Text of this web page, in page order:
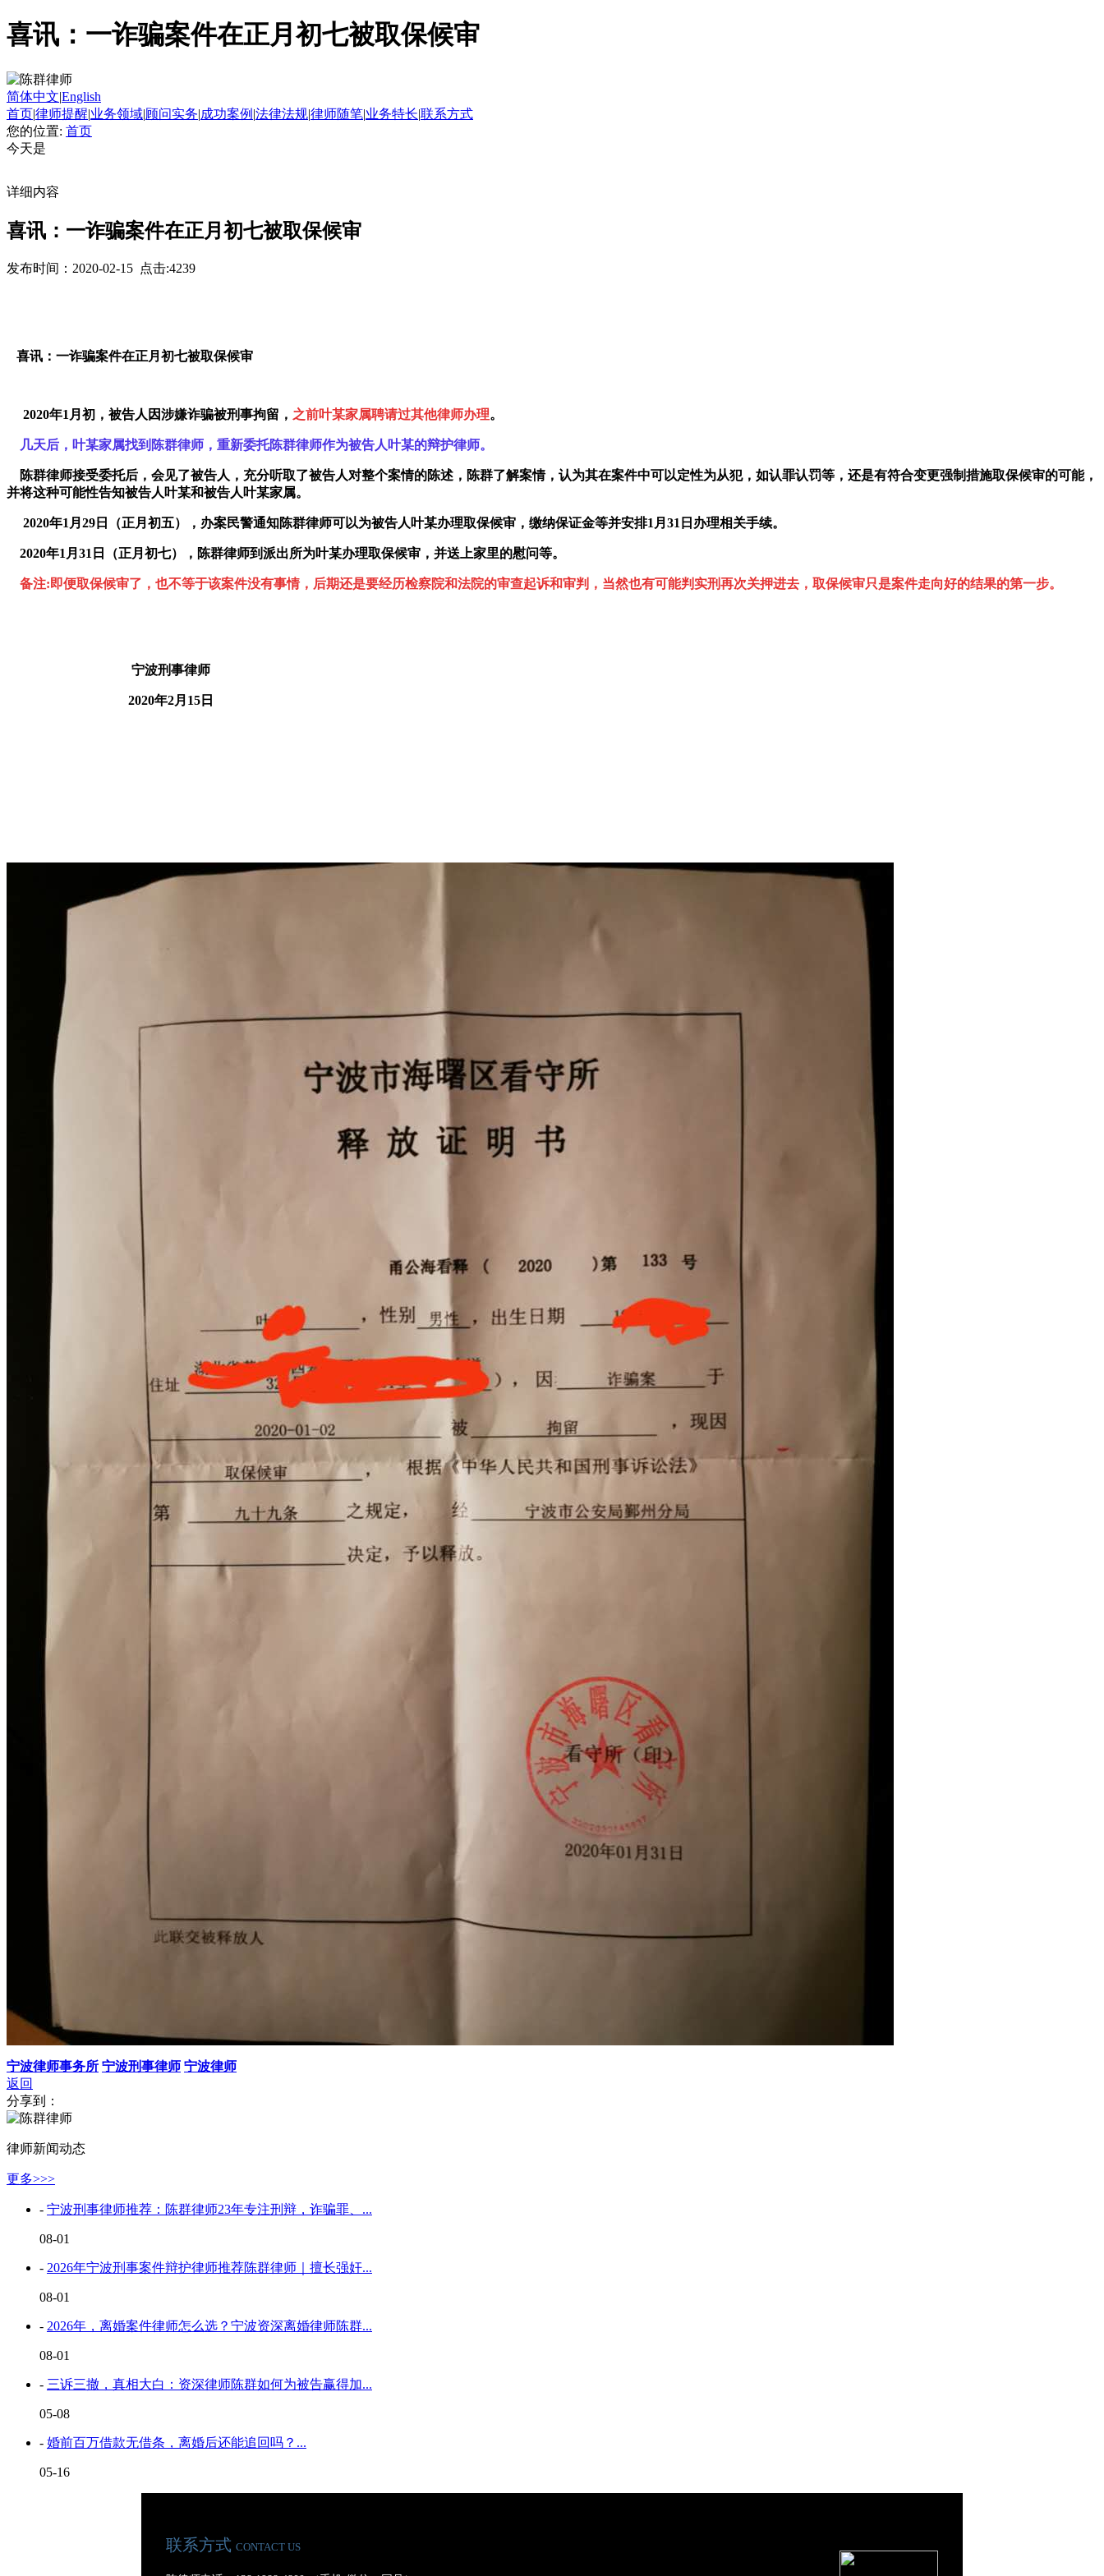
喜讯：一诈骗案件在正月初七被取保候审
简体中文|English
首页|律师提醒|业务领域|顾问实务|成功案例 |法律法规|律师随笔|业务特长|联系方式
您的位置: 首页
今天是
详细内容
喜讯：一诈骗案件在正月初七被取保候审
发布时间：2020-02-15 点击:4239
喜讯：一诈骗案件在正月初七被取保候审
2020年1月初，被告人因涉嫌诈骗被刑事拘留， 之前叶某家属聘请过其他律师办理。
几天后，叶某家属找到陈群律师，重新委托陈群律师作为被告人叶某的辩护律师。
陈群律师接受委托后，会见了被告人，充分听取了被告人对整个案情的陈述，陈群了解案情，认为其在案件中可以定性为从犯，如认罪认罚等，还是有符合变更强制措施取保候审的可能，
并将这种可能性告知被告人叶某和被告人叶某家属。
2020年1月29日（正月初五），办案民警通知陈群律师可以为被告人叶某办理取保候审，缴纳保证金等并安排1月31日办理相关手续。
2020年1月31日（正月初七），陈群律师到派出所为叶某办理取保候审，并送上家里的慰问等。
备注:即便取保候审了，也不等于该案件没有事情，后期还是要经历检察院和法院的审查起诉和审判，当然也有可能判实刑再次关押进去，取保候审只是案件走向好的结果的第一步。
宁波刑事律师
2020年2月15日
宁波律师事务所 宁波刑事律师 宁波律师
返回
分享到：
律师新闻动态
更多>>>
- 宁波刑事律师推荐：陈群律师23年专注刑辩，诈骗罪、...
08-01
- 2026年宁波刑事案件辩护律师推荐陈群律师｜擅长强奸...
08-01
- 2026年，离婚案件律师怎么选？宁波资深离婚律师陈群...
08-01
- 三诉三撤，真相大白：资深律师陈群如何为被告赢得加...
05-08
- 婚前百万借款无借条，离婚后还能追回吗？...
05-16
联系方式 CONTACT US